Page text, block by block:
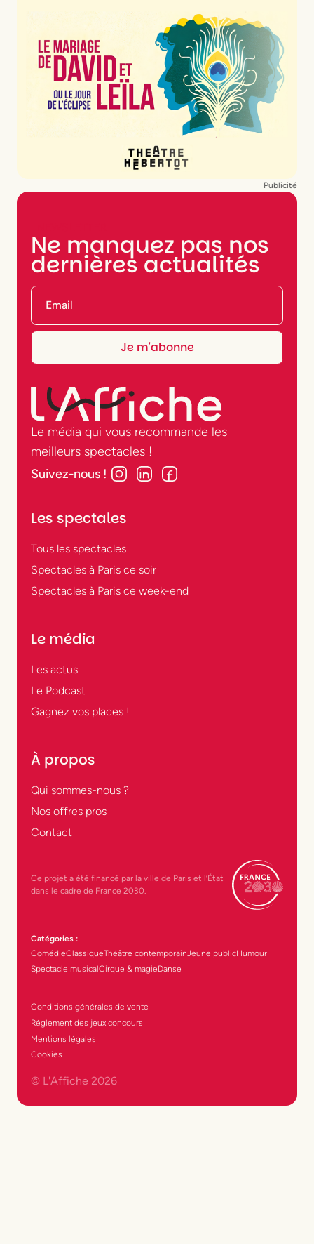
Publicité
Ne manquez pas nos
dernières actualités
Le média qui vous recommande les
meilleurs spectacles !
Suivez-nous !
Les spectales
Tous les spectacles
Spectacles à Paris ce soir
Spectacles à Paris ce week-end
Le média
Les actus
Le Podcast
Gagnez vos places !
À propos
Qui sommes-nous ?
Nos offres pros
Contact
Ce projet a été financé par la ville de Paris et l’État
dans le cadre de France 2030.
Catégories :
ComédieClassiqueThéâtre contemporainJeune publicHumour
Spectacle musicalCirque & magieDanse
Conditions générales de vente
Réglement des jeux concours
Mentions légales
Cookies
© L'Affiche 2026